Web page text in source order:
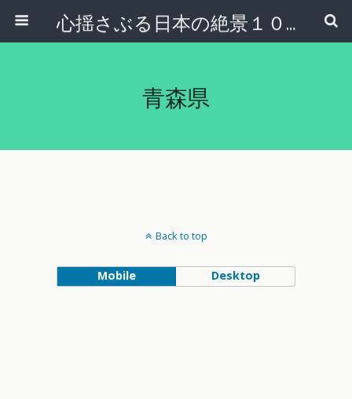
心揺さぶる日本の絶景１００選
青森県
Back to top
Mobile Desktop